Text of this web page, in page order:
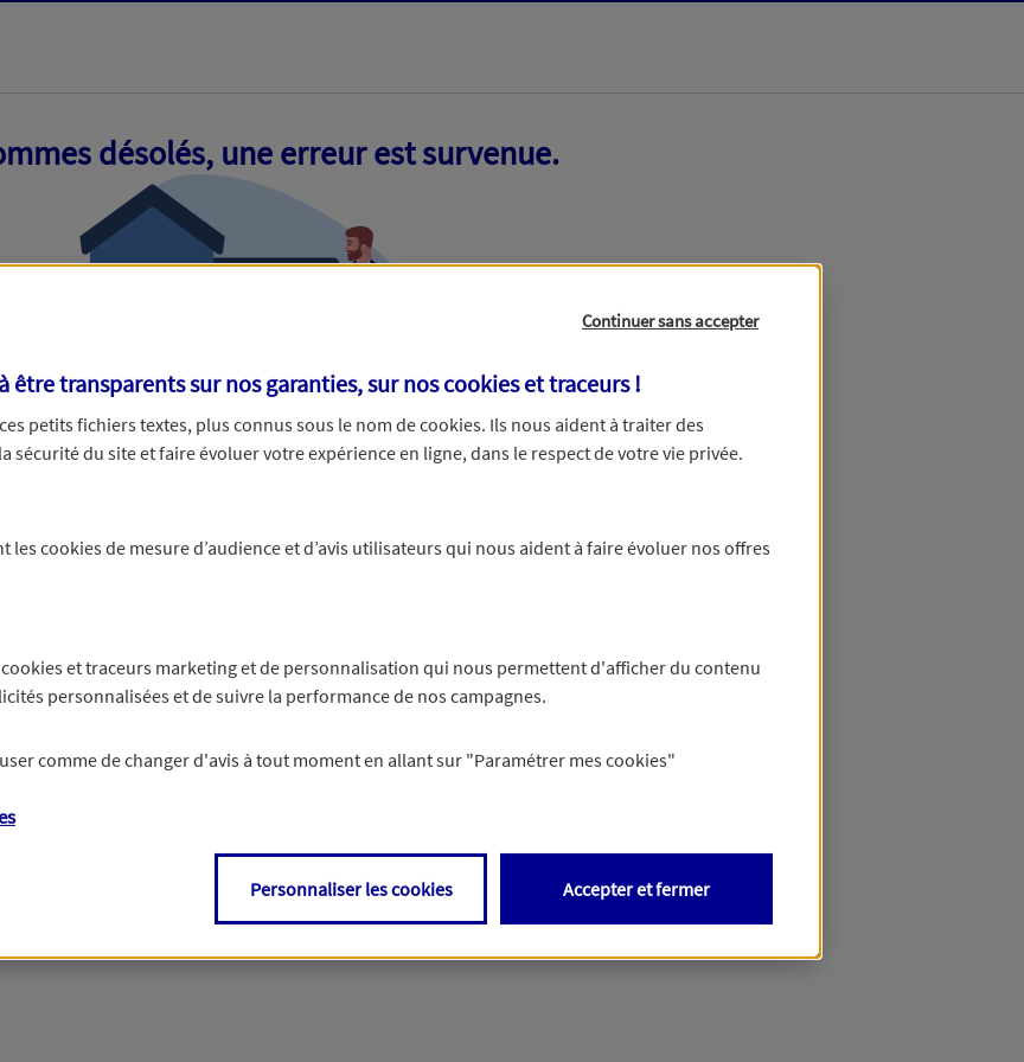
désolés, une erreur est survenue.
Continuer sans accepter
être transparents sur nos garanties, sur noscookies et traceurs!
petits fichiers textes, plus connus sous le nom decookies. Ils nous aident à traiter des
du site et faire évoluer votre expérience en ligne, dans le respect de votre vie privée.
les cookies de mesure d’audience et d’avis utilisateurs qui nous aident à faire évoluer nos offres
cookies et traceurs marketing et de personnalisation qui nous permettent d'afficher du contenu
personnalisées et de suivre la performance de nos campagnes.
comme de changer d'avis à tout moment en allant sur "Paramétrer mes cookies"
Personnaliser les cookies Accepter et fermer